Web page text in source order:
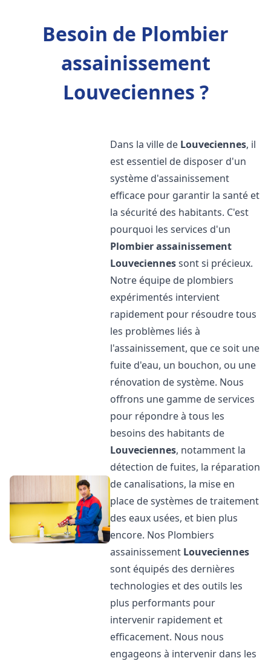
Besoin de Plombier
assainissement
Louveciennes ?
Dans la ville de Louveciennes, il
est essentiel de disposer d'un
système d'assainissement
efficace pour garantir la santé et
la sécurité des habitants. C'est
pourquoi les services d'un
Plombier assainissement
Louveciennessont si précieux.
Notre équipe de plombiers
expérimentés intervient
rapidement pour résoudre tous
les problèmes liés à
l'assainissement, que ce soit une
fuite d'eau, un bouchon, ou une
rénovation de système. Nous
offrons une gamme de services
pour répondre à tous les
besoins des habitants de
Louveciennes, notamment la
détection de fuites, la réparation
de canalisations, la mise en
place de systèmes de traitement
des eaux usées, et bien plus
encore. Nos Plombiers
assainissement Louveciennes
sont équipés des dernières
technologies et des outils les
plus performants pour
intervenir rapidement et
efficacement. Nous nous
engageons à intervenir dans les